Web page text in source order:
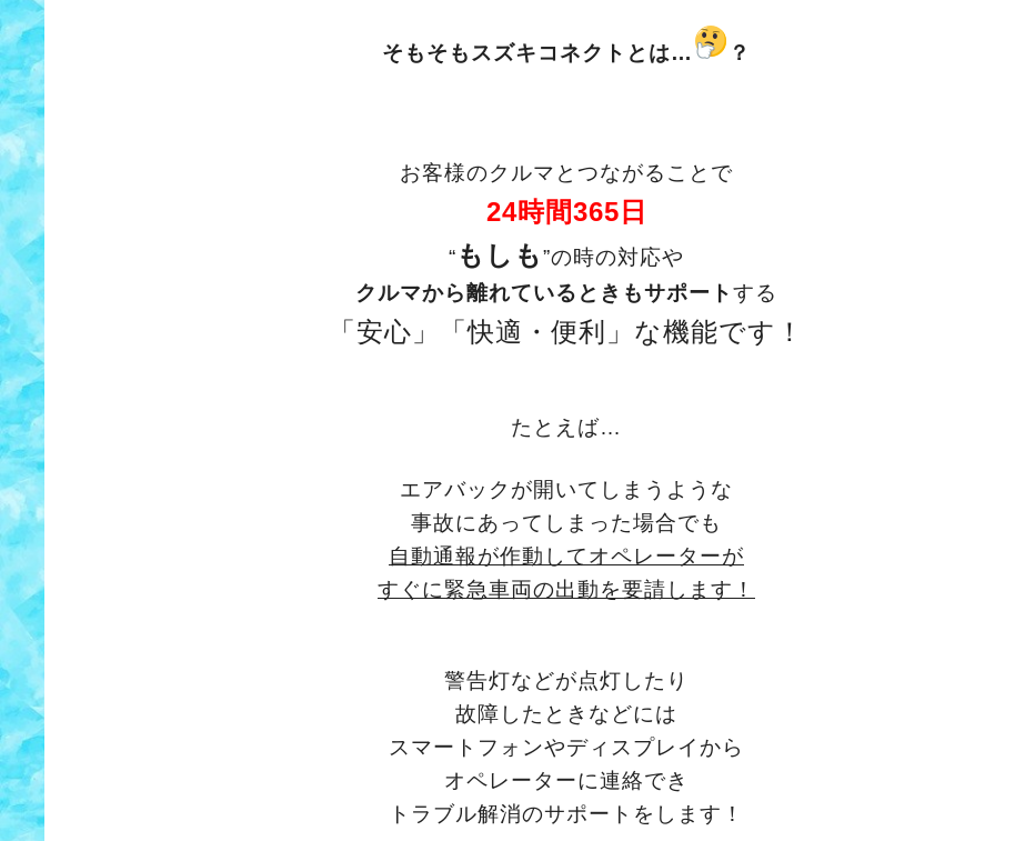
そもそも スズキコネクトとは… ？
お客様のクルマとつながることで
24時間365日
“ もしも”の時の対応や
クルマから離れているときもサポートする
「安心」「快適・便利」な機能です！
たとえば…
エアバックが開いてしまうような
事故にあってしまった場合でも
自動通報が作動してオペレーターが
すぐに緊急車両の出動を要請します！
警告灯などが点灯したり
故障したときなどには
スマートフォンやディスプレイから
オペレーターに連絡でき
トラブル解消のサポートをします！